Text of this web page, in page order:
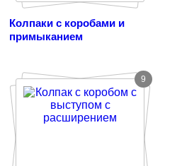
Колпаки с коробами и
примыканием
9